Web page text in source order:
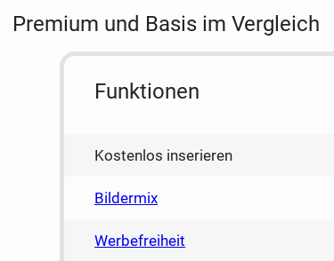
Premium und Basis im Vergleich
Funktionen
Kostenlos inserieren
Bildermix
Werbefreiheit